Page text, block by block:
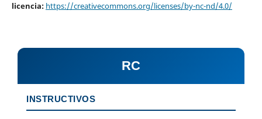
licencia: https://creativecommons.org/licenses/by-nc-nd/4.0/
RC
INSTRUCTIVOS